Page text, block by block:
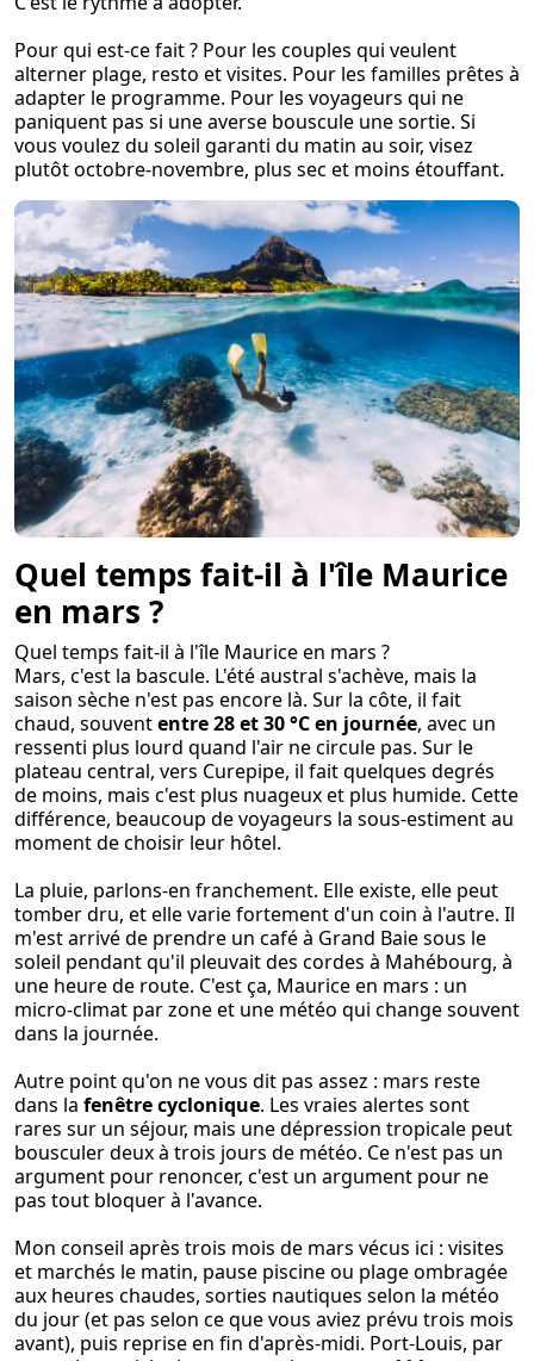
Pour qui est-ce fait ? Pour les couples qui veulent
alterner plage, resto et visites. Pour les familles prêtes à
adapter le programme. Pour les voyageurs qui ne
paniquent pas si une averse bouscule une sortie. Si
vous voulez du soleil garanti du matin au soir, visez
plutôt octobre-novembre, plus sec et moins étouffant.
Quel temps fait-il à l'île Maurice
en mars ?
Quel temps fait-il à l'île Maurice en mars ?
Mars, c'est la bascule. L'été austral s'achève, mais la
saison sèche n'est pas encore là. Sur la côte, il fait
chaud, souvententre 28 et 30 °C en journée, avec un
ressenti plus lourd quand l'air ne circule pas. Sur le
plateau central, vers Curepipe, il fait quelques degrés
de moins, mais c'est plus nuageux et plus humide. Cette
différence, beaucoup de voyageurs la sous-estiment au
moment de choisir leur hôtel.
La pluie, parlons-en franchement. Elle existe, elle peut
tomber dru, et elle varie fortement d'un coin à l'autre. Il
m'est arrivé de prendre un café à Grand Baie sous le
soleil pendant qu'il pleuvait des cordes à Mahébourg, à
une heure de route. C'est ça, Maurice en mars : un
micro-climat par zone et une météo qui change souvent
dans la journée.
Autre point qu'on ne vous dit pas assez : mars reste
dans la fenêtre cyclonique. Les vraies alertes sont
rares sur un séjour, mais une dépression tropicale peut
bousculer deux à trois jours de météo. Ce n'est pas un
argument pour renoncer, c'est un argument pour ne
pas tout bloquer à l'avance.
Mon conseil après trois mois de mars vécus ici : visites
et marchés le matin, pause piscine ou plage ombragée
aux heures chaudes, sorties nautiques selon la météo
du jour (et pas selon ce que vous aviez prévu trois mois
avant), puis reprise en fin d'après-midi. Port-Louis, par